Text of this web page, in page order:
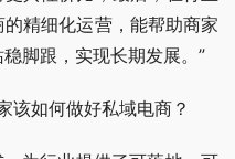
精细化运营，能帮助商家
脚跟，实现长期发展。”
如何做好私域电商？